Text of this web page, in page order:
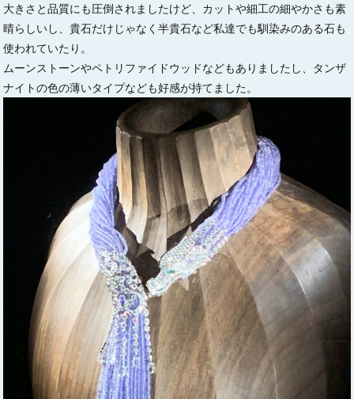
大きさと品質にも圧倒されましたけど、カットや細工の細やかさも素
晴らしいし、貴石だけじゃなく半貴石など私達でも馴染みのある石も
使われていたり。
ムーンストーンやペトリファイドウッドなどもありましたし、タンザ
ナイトの色の薄いタイプなども好感が持てました。